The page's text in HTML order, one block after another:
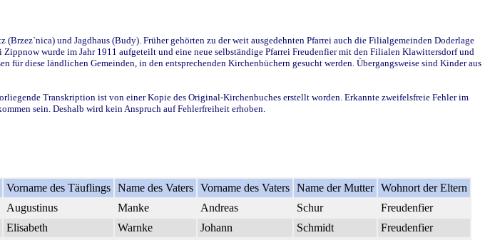
und Jagdhaus (Budy). Früher gehörten zu der weit ausgedehnten Pfarrei auch die Filialgemeinden Doderlage
wurde im Jahr 1911 aufgeteilt und eine neue selbständige Pfarrei Freudenfier mit den Filialen Klawittersdorf und
diese ländlichen Gemeinden, in den entsprechenden Kirchenbüchern gesucht werden. Übergangsweise sind Kinder aus
Transkription ist von einer Kopie des Original-Kirchenbuches erstellt worden. Erkannte zweifelsfreie Fehler im
sein. Deshalb wird kein Anspruch auf Fehlerfreiheit erhoben.
Vorname des Täuflings Name des Vaters Vorname des Vaters Name der Mutter Wohnort der Eltern
Augustinus Manke Andreas Schur
Freudenfier
Elisabeth Warnke Johann Schmidt
Freudenfier